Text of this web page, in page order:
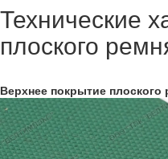
Технические
плоского
Верхнее покрытие плоского